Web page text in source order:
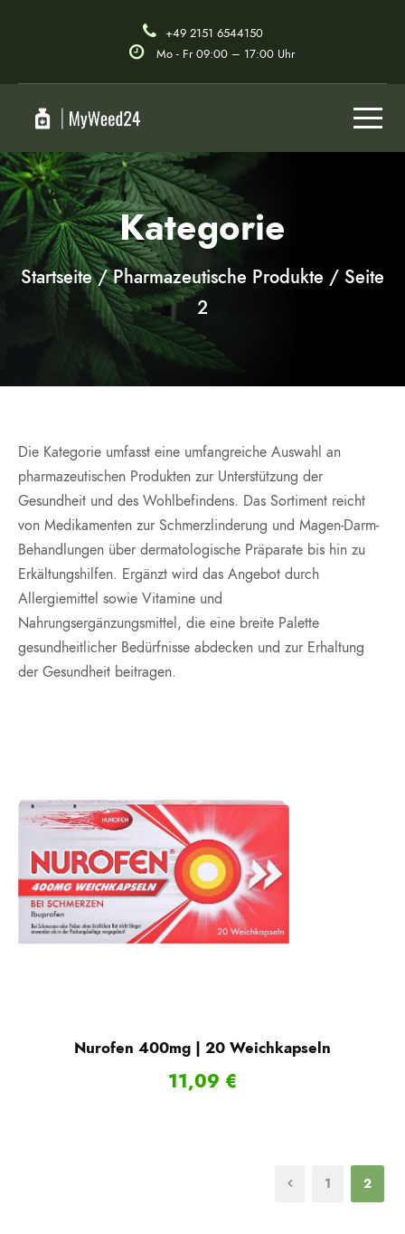
+49 2151 6544150
Mo - Fr 09:00 – 17:00 Uhr
Kategorie
Startseite/Pharmazeutische Produkte / Seite
2
Die Kategorie umfasst eine umfangreiche Auswahl an
pharmazeutischen Produkten zur Unterstützung der
Gesundheit und des Wohlbefindens. Das Sortiment reicht
von Medikamenten zur Schmerzlinderung und Magen-Darm-
Behandlungen über dermatologische Präparate bis hin zu
Erkältungshilfen. Ergänzt wird das Angebot durch
Allergiemittel sowie Vitamine und
Nahrungsergänzungsmittel, die eine breite Palette
gesundheitlicher Bedürfnisse abdecken und zur Erhaltung
der Gesundheit beitragen.
Nurofen 400mg | 20 Weichkapseln
11,09 €
1 2